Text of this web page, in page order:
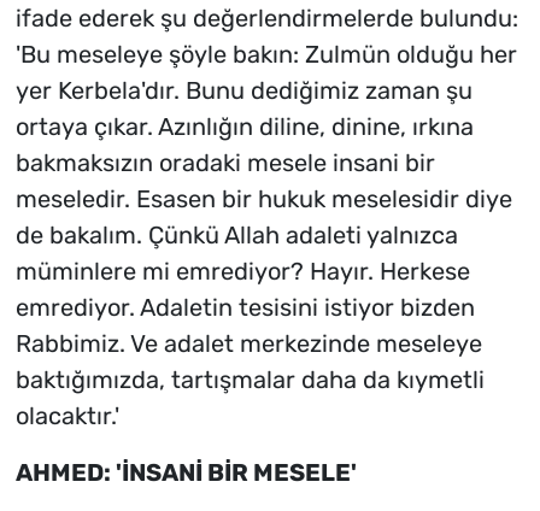
ifade ederek şu değerlendirmelerde bulundu:
'Bu meseleye şöyle bakın: Zulmün olduğu her
yer Kerbela'dır. Bunu dediğimiz zaman şu
ortaya çıkar. Azınlığın diline, dinine, ırkına
bakmaksızın oradaki mesele insani bir
meseledir. Esasen bir hukuk meselesidir diye
de bakalım. Çünkü Allah adaleti yalnızca
müminlere mi emrediyor? Hayır. Herkese
emrediyor. Adaletin tesisini istiyor bizden
Rabbimiz. Ve adalet merkezinde meseleye
baktığımızda, tartışmalar daha da kıymetli
olacaktır.'
AHMED: 'İNSANİ BİR MESELE'